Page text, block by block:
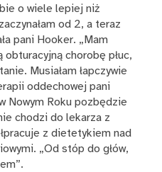
o wiele lepiej niż
od 2, a teraz
pani Hooker. „Mam
obturacyjną chorobę płuc,
Musiałam łapczywie
oddechowej pani
Nowym Roku pozbędzie
chodzi do lekarza z
z dietetykiem nad
„Od stóp do głów,